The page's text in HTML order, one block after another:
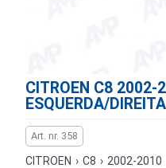
CITROEN C8 2002-
ESQUERDA/DIREITA
Art. nr. 358
CITROEN › C8 › 2002-2010